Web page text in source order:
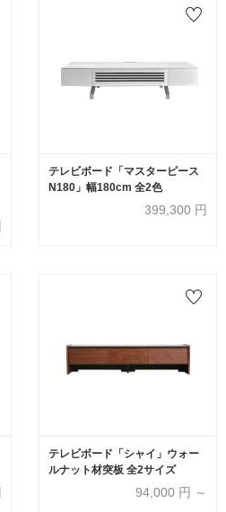
テレビボード「マスターピース
N180」幅180cm 全2色
399,300 円
テレビボード「シャイ」ウォー
ルナット材突板 全2サイズ
94,000 円 ～